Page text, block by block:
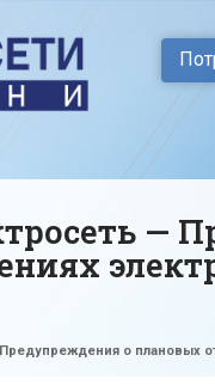
—
Предупреждения о плановых